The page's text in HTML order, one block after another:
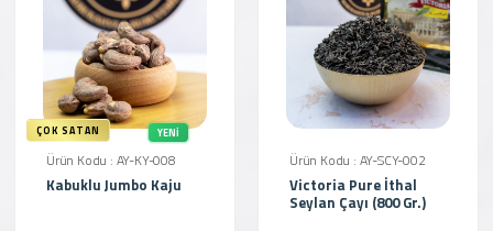
ÇOK SATAN YENI
Ürün Kodu : AY-KY-008
Kabuklu Jumbo Kaju
Ürün Kodu : AY-SCY-002
Victoria Pure İthal
Seylan Çayı (800 Gr.)